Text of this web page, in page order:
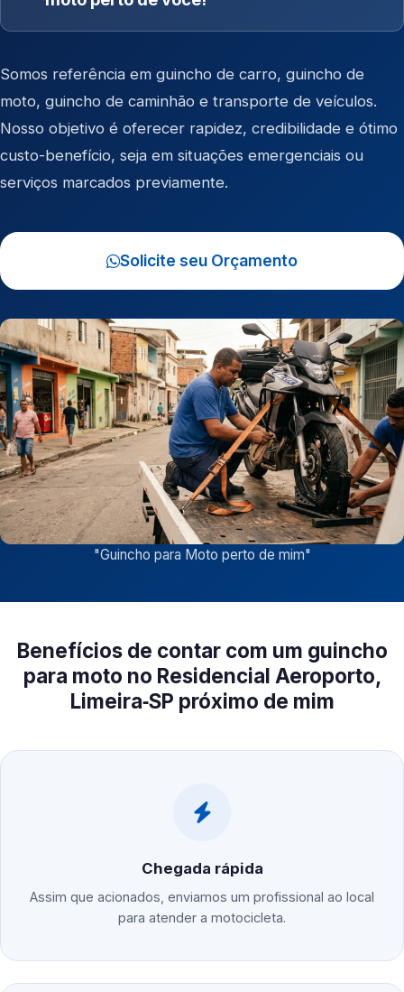
Somos referência em guincho de carro, guincho de
moto, guincho de caminhão e transporte de veículos.
Nosso objetivo é oferecer rapidez, credibilidade e ótimo
custo-benefício, seja em situações emergenciais ou
serviços marcados previamente.
Solicite seu Orçamento
"Guincho para Moto perto de mim"
Benefícios de contar com um guincho
para moto no Residencial Aeroporto,
Limeira‑SP próximo de mim
Chegada rápida
Assim que acionados, enviamos um profissional ao local
para atender a motocicleta.